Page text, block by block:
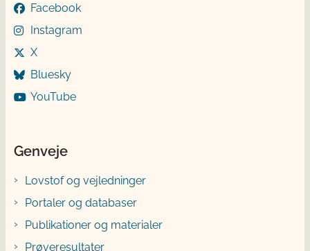
Facebook
Instagram
X
Bluesky
YouTube
Genveje
Lovstof og vejledninger
Portaler og databaser
Publikationer og materialer
Prøveresultater